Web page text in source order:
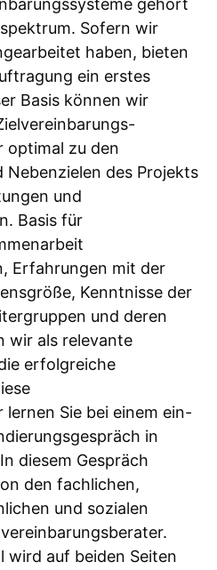
gehört
Sofern wir
haben, bieten
ein erstes
Basis können wir
optimal zu den
des Projekts
und
Basis für
Erfahrungen mit der
Kenntnisse der
und deren
wir als relevante
erfolgreiche
Sie bei einem ein-
in
diesem Gespräch
den fachlichen,
und sozialen
wird auf beiden Seiten